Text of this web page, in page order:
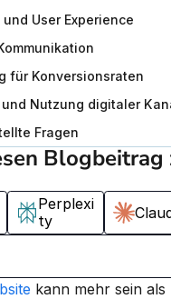
User Experience
für Konversionsraten
Nutzung digitaler
Fragen
Blogbeitrag
Perplexi
ty
kann mehr sein